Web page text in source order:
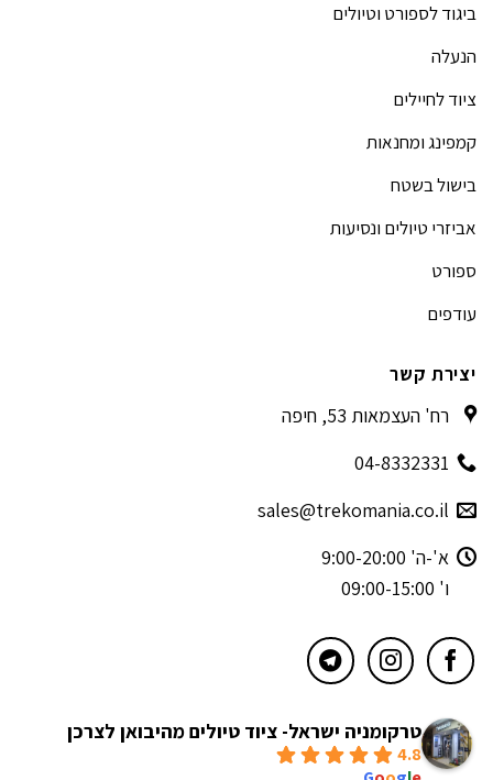
ביגוד לספורט וטיולים
הנעלה
ציוד לחיילים
קמפינג ומחנאות
בישול בשטח
אביזרי טיולים ונסיעות
ספורט
עודפים
יצירת קשר
רח' העצמאות 53, חיפה
04-8332331
sales@trekomania.co.il
א'-ה' 9:00-20:00
ו' 09:00-15:00
טרקומניה ישראל- ציוד טיולים מהיבואן לצרכן
4.8